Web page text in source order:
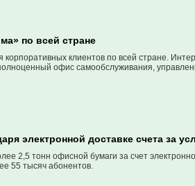
по всей стране
клиентов по всей стране.
офис самообслуживания,
электронной доставке счета за
2,5 тонн офисной бумаги за счет
55 тысяч абонентов.